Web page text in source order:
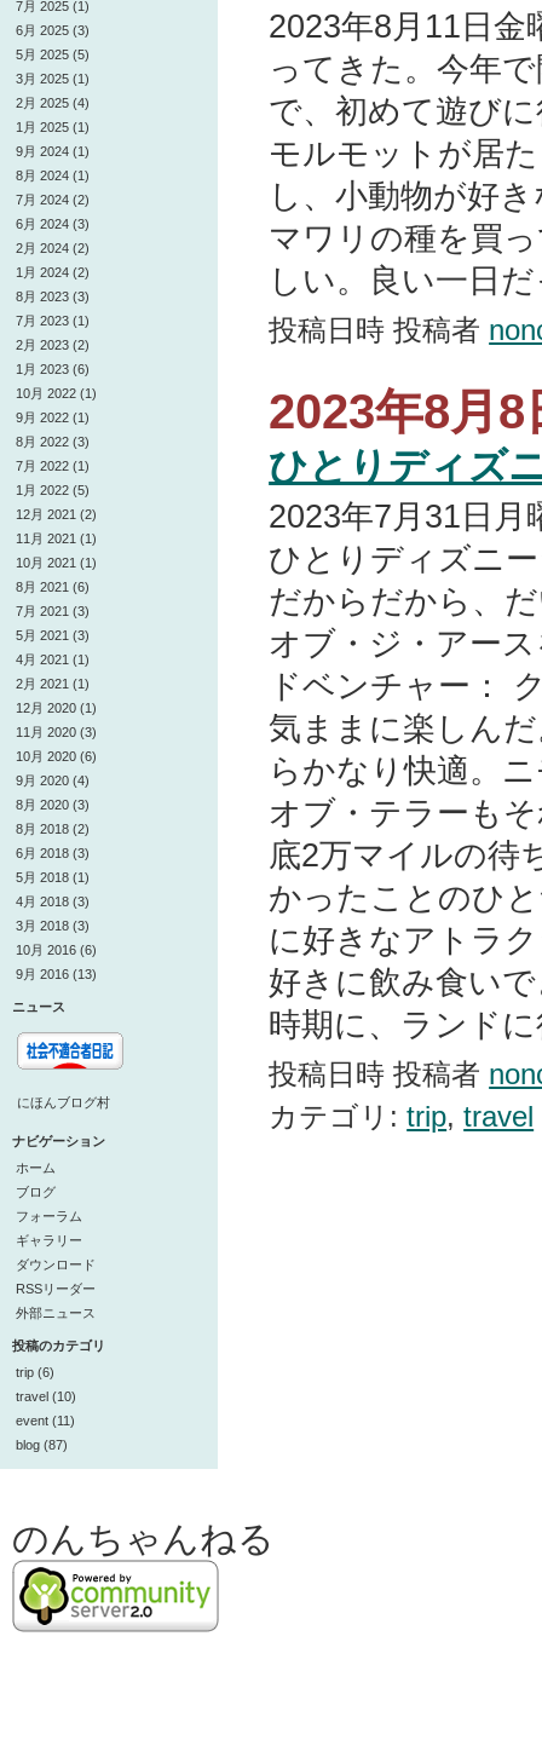
7月 2025 (1)
6月 2025 (3)
5月 2025 (5)
3月 2025 (1)
2月 2025 (4)
1月 2025 (1)
9月 2024 (1)
8月 2024 (1)
7月 2024 (2)
6月 2024 (3)
2月 2024 (2)
1月 2024 (2)
8月 2023 (3)
7月 2023 (1)
2月 2023 (2)
1月 2023 (6)
10月 2022 (1)
9月 2022 (1)
8月 2022 (3)
7月 2022 (1)
1月 2022 (5)
12月 2021 (2)
11月 2021 (1)
10月 2021 (1)
8月 2021 (6)
7月 2021 (3)
5月 2021 (3)
4月 2021 (1)
2月 2021 (1)
12月 2020 (1)
11月 2020 (3)
10月 2020 (6)
9月 2020 (4)
8月 2020 (3)
8月 2018 (2)
6月 2018 (3)
5月 2018 (1)
4月 2018 (3)
3月 2018 (3)
10月 2016 (6)
9月 2016 (13)
ニュース
にほんブログ村
ナビゲーション
ホーム
ブログ
フォーラム
ギャラリー
ダウンロード
RSSリーダー
外部ニュース
投稿のカテゴリ
trip (6)
travel (10)
event (11)
blog (87)
2023年8月11日金
ってきた。今年
で、初めて遊び
モルモットが居
し、小動物が好
マワリの種を買
しい。良い一日
投稿日時 投稿者
2023年8月8
ひとりディズ
2023年7月31日
ひとりディズニ
だからだから、
オブ・ジ・アー
ドベンチャー：
気ままに楽しん
らかなり快適。
オブ・テラーも
底2万マイルの待
かったことのひ
に好きなアトラ
好きに飲み食い
時期に、ランド
投稿日時 投稿者
カテゴリ:trip,travel
のんちゃんねる